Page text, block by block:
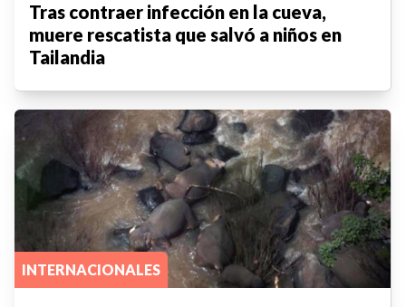
Tras contraer infección en la cueva,
muere rescatista que salvó a niños en
Tailandia
INTERNACIONALES